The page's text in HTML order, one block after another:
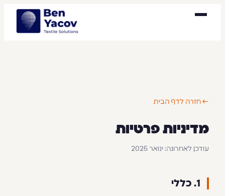
← חזרה לדף הבית
מדיניות פרטיות
עודכן לאחרונה: ינואר 2025
1. כללי